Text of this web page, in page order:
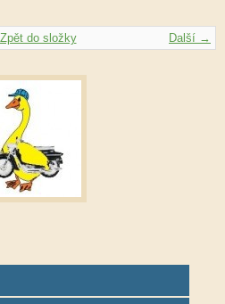
Další →
Zpět do složky